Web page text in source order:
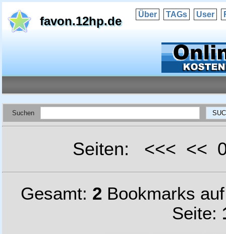
favon.12hp.de Über TAGs User
Suchen
Seiten: <<< <<
Gesamt: 2 Bookmarks
Seite: